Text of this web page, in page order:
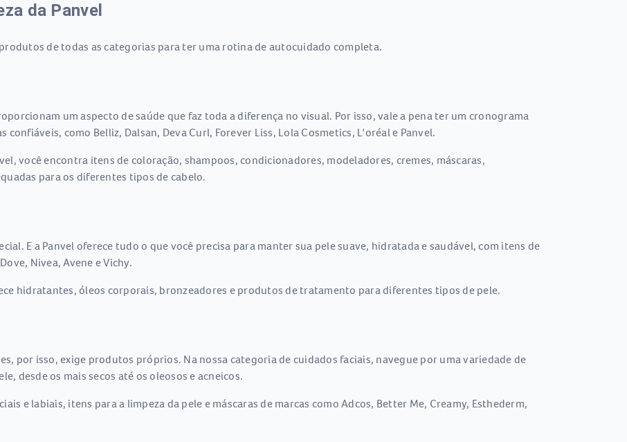
da Panvel
de todas as categorias para ter uma rotina de autocuidado completa.
um aspecto de saúde que faz toda a diferença no visual. Por isso, vale a pena ter um cronograma
como Belliz, Dalsan, Deva Curl, Forever Liss, Lola Cosmetics, L'oréal e Panvel.
você encontra itens de coloração, shampoos, condicionadores, modeladores, cremes, máscaras,
para os diferentes tipos de cabelo.
E a Panvel oferece tudo o que você precisa para manter sua pele suave, hidratada e saudável, com itens de
Nivea, Avene e Vichy.
hidratantes, óleos corporais, bronzeadores e produtos de tratamento para diferentes tipos de pele.
por isso, exige produtos próprios. Na nossa categoria de cuidados faciais, navegue por uma variedade de
desde os mais secos até os oleosos e acneicos.
e labiais, itens para a limpeza da pele e máscaras de marcas como Adcos, Better Me, Creamy, Esthederm,